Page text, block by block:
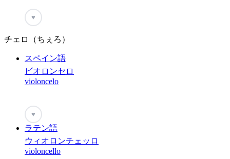
♥
チェロ（ちぇろ）
スペイン語
ビオロンセロ
violoncelo
♥
ラテン語
ウィオロンチェッロ
violoncello